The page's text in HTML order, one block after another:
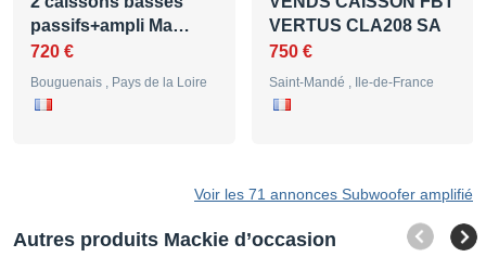
passifs+ampli Ma…
720 €
Bouguenais , Pays de la Loire
VERTUS CLA208 SA
750 €
Saint-Mandé , Ile-de-France
Voir les 71 annonces Subwoofer amplifié
Autres produits Mackie d’occasion